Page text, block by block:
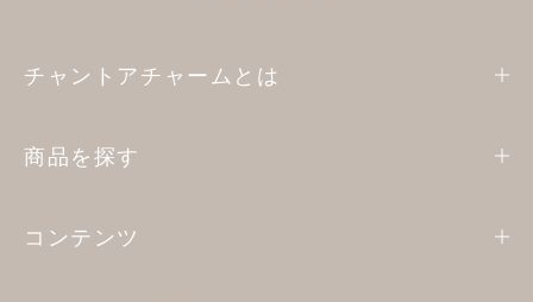
チャントアチャームとは
商品を探す
コンテンツ